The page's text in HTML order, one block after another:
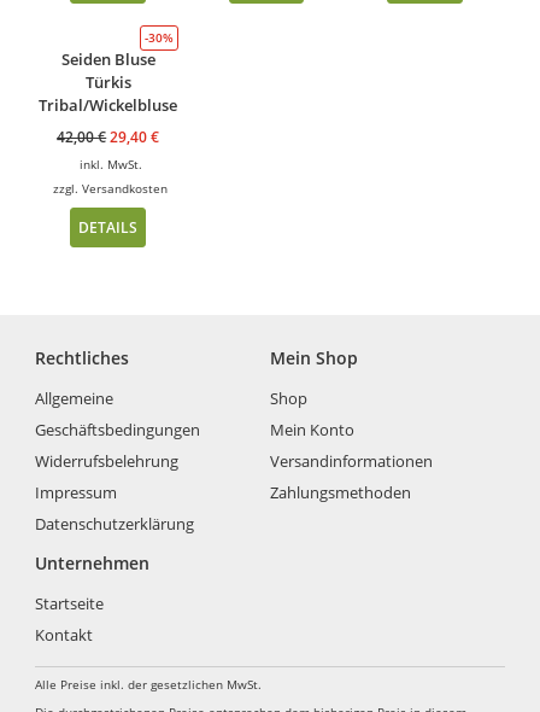
-30%
Seiden Bluse
Türkis
Tribal/Wickelbluse
42,00€29,40€
inkl. MwSt.
zzgl.Versandkosten
DETAILS
Rechtliches
Allgemeine
Geschäftsbedingungen
Widerrufsbelehrung
Impressum
Datenschutzerklärung
Mein Shop
Shop
Mein Konto
Versandinformationen
Zahlungsmethoden
Unternehmen
Startseite
Kontakt
Alle Preise inkl. der gesetzlichen MwSt.